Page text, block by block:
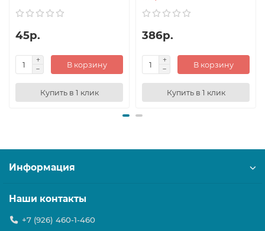
45р.
В корзину
Купить в 1 клик
386р.
В корзину
Купить в 1 клик
Информация
Наши контакты
+7 (926) 460-1-460